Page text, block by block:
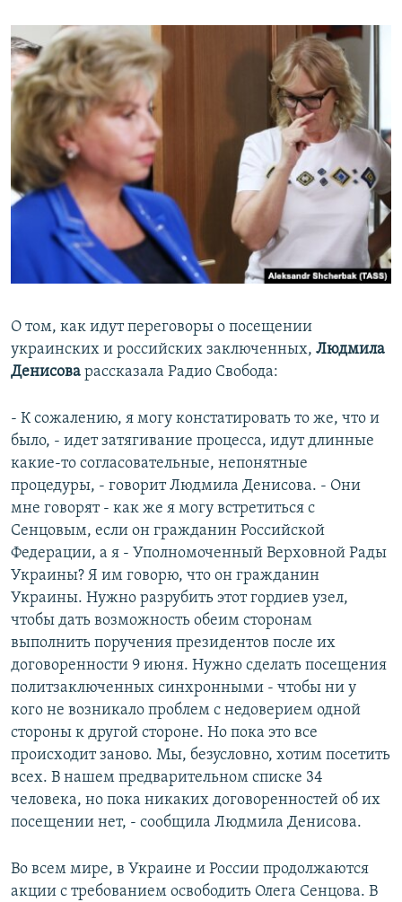
О том, как идут переговоры о посещении
украинских и российских заключенных, Людмила
Денисова рассказала Радио Свобода:
- К сожалению, я могу констатировать то же, что и
было, - идет затягивание процесса, идут длинные
какие-то согласовательные, непонятные
процедуры, - говорит Людмила Денисова. - Они
мне говорят - как же я могу встретиться с
Сенцовым, если он гражданин Российской
Федерации, а я - Уполномоченный Верховной Рады
Украины? Я им говорю, что он гражданин
Украины. Нужно разрубить этот гордиев узел,
чтобы дать возможность обеим сторонам
выполнить поручения президентов после их
договоренности 9 июня. Нужно сделать посещения
политзаключенных синхронными - чтобы ни у
кого не возникало проблем с недоверием одной
стороны к другой стороне. Но пока это все
происходит заново. Мы, безусловно, хотим посетить
всех. В нашем предварительном списке 34
человека, но пока никаких договоренностей об их
посещении нет, - сообщила Людмила Денисова.
Во всем мире, в Украине и России продолжаются
акции с требованием освободить Олега Сенцова. В